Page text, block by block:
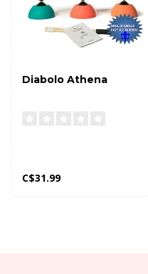
Diabolo Athena
C$31.99